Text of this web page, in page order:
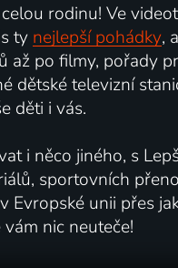
rodinu! Ve
ty nejlepší pohádky,
až po filmy, pořady
dětské televizní
děti i vás.
i něco jiného, s
sportovních
Evropské unii přes
nic neuteče!